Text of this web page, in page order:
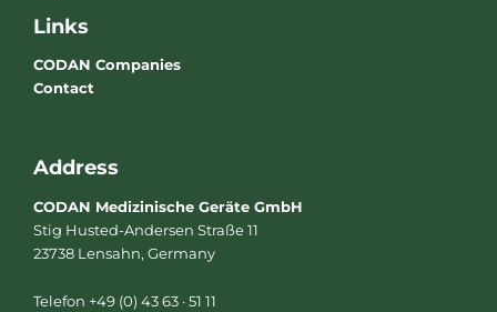
Links
CODAN Companies
Contact
Address
CODAN Medizinische Geräte GmbH
Stig Husted-Andersen Straße 11
23738 Lensahn, Germany
Telefon +49 (0) 43 63 · 51 11